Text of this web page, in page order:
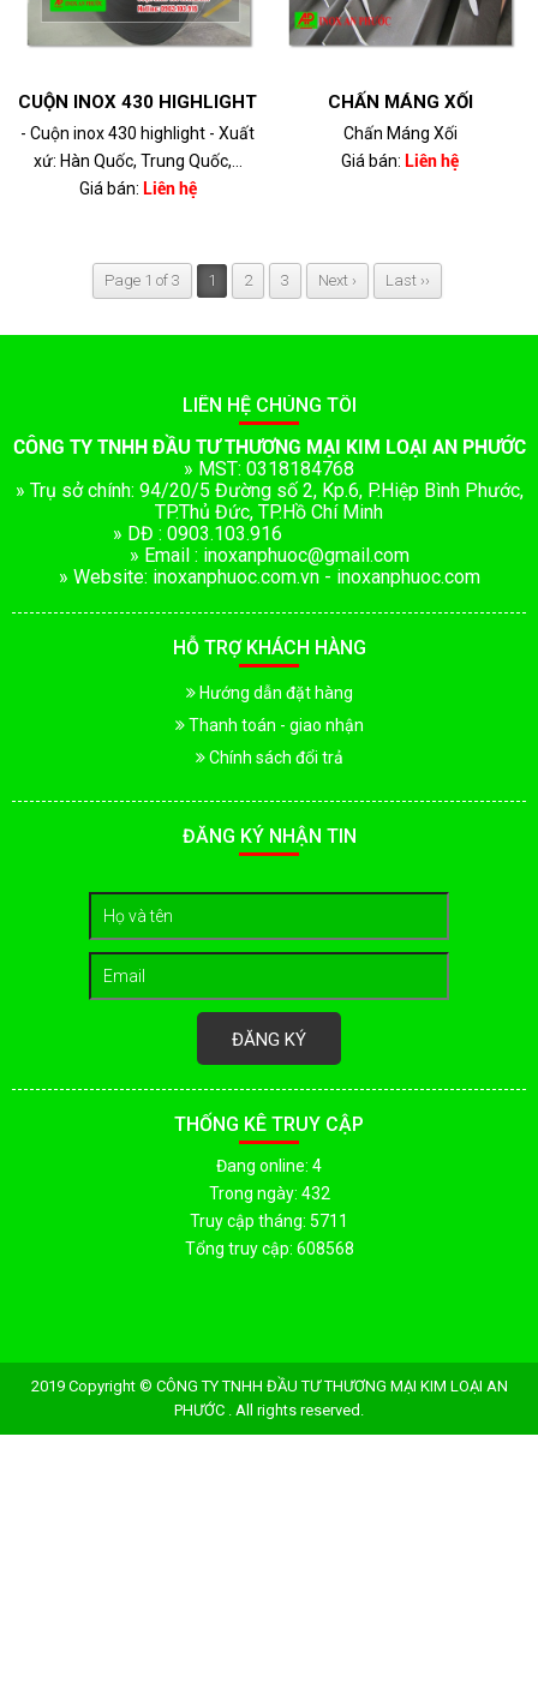
CUỘN INOX 430 HIGHLIGHT
- Cuộn inox 430 highlight - Xuất
xứ: Hàn Quốc, Trung Quốc,...
Giá bán: Liên hệ
CHẤN MÁNG XỐI
Chấn Máng Xối
Giá bán: Liên hệ
Page 1 of 3 1 2 3 Next › Last ››
LIÊN HỆ CHÚNG TÔI
CÔNG TY TNHH ĐẦU TƯ THƯƠNG MẠI KIM LOẠI AN PHƯỚC
» MST: 0318184768
» Trụ sở chính: 94/20/5 Đường số 2, Kp.6, P.Hiệp Bình Phước,
TP.Thủ Đức, TP.Hồ Chí Minh
» DĐ : 0903.103.916
» Email : inoxanphuoc@gmail.com
» Website: inoxanphuoc.com.vn - inoxanphuoc.com
HỖ TRỢ KHÁCH HÀNG
Hướng dẫn đặt hàng
Thanh toán - giao nhận
Chính sách đổi trả
ĐĂNG KÝ NHẬN TIN
ĐĂNG KÝ
THỐNG KÊ TRUY CẬP
Đang online: 4
Trong ngày: 432
Truy cập tháng: 5711
Tổng truy cập: 608568
2019 Copyright © CÔNG TY TNHH ĐẦU TƯ THƯƠNG MẠI KIM LOẠI AN
PHƯỚC . All rights reserved.